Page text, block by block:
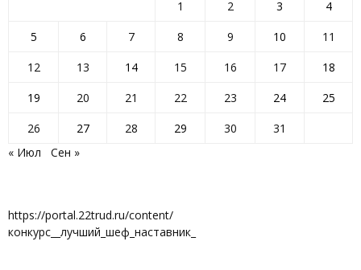
1 2 3
4
5
6 7 8 9 10
11
12
13 14 15 16 17
18
19
20 21 22 23 24
25
26
27 28 29 30
31
« Июл
Сен »
https://portal.22trud.ru/content/
конкурс__лучший_шеф_наставник_